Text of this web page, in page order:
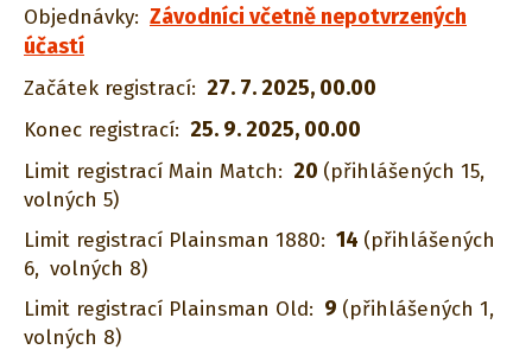
Objednávky: Závodníci včetně nepotvrzených
účastí
Začátek registrací: 27. 7. 2025, 00.00
Konec registrací: 25. 9. 2025, 00.00
Limit registrací Main Match: 20 (přihlášených 15,
volných 5)
Limit registrací Plainsman 1880: 14 (přihlášených
6, volných 8)
Limit registrací Plainsman Old: 9 (přihlášených 1,
volných 8)